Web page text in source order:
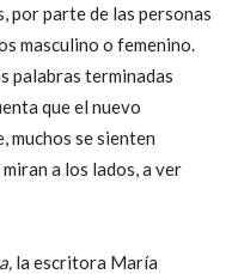
por parte de las personas
masculino o femenino.
palabras terminadas
que el nuevo
muchos se sienten
a los lados, a ver
la escritora María